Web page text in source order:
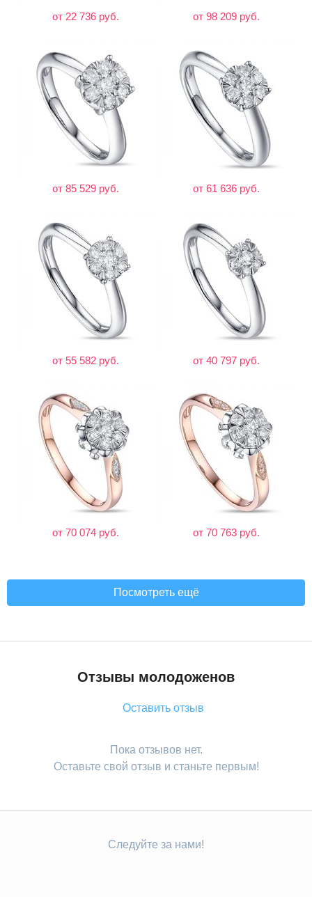
от 22 736 руб. от 98 209 руб.
от 85 529 руб. от 61 636 руб.
от 55 582 руб. от 40 797 руб.
от 70 074 руб. от 70 763 руб.
Посмотреть ещё
Отзывы молодоженов
Оставить отзыв
Пока отзывов нет.
Оставьте свой отзыв и станьте первым!
Следуйте за нами!